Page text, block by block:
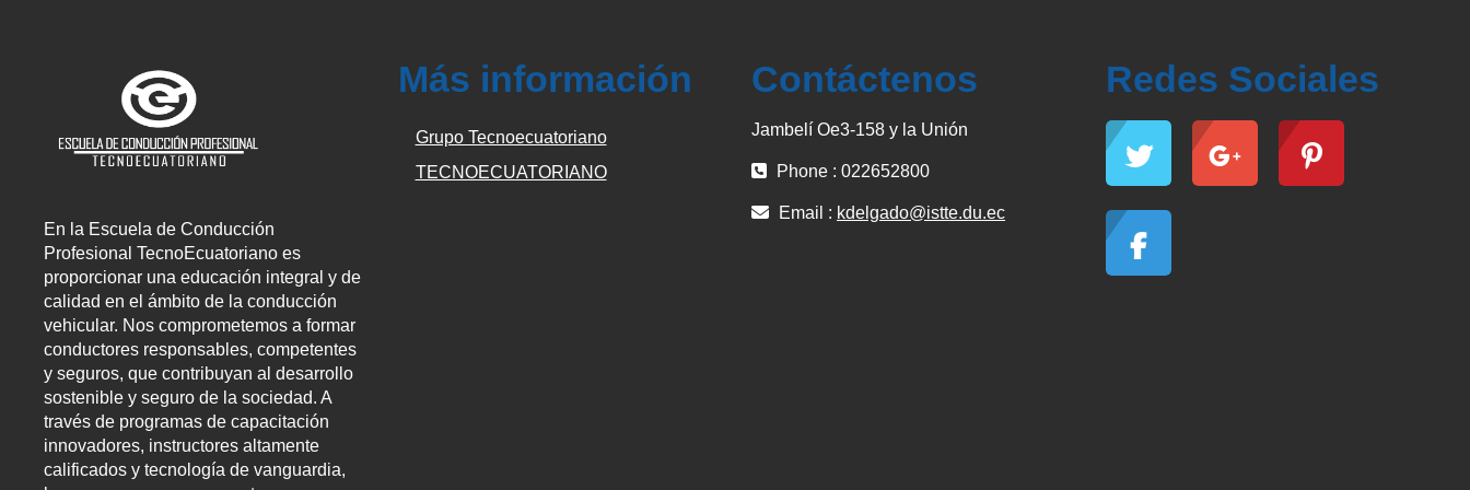
En la Escuela de Conducción
Profesional TecnoEcuatoriano es
proporcionar una educación integral y de
calidad en el ámbito de la conducción
vehicular. Nos comprometemos a formar
conductores responsables, competentes
y seguros, que contribuyan al desarrollo
sostenible y seguro de la sociedad. A
través de programas de capacitación
innovadores, instructores altamente
calificados y tecnología de vanguardia,
Más información
Grupo Tecnoecuatoriano
TECNOECUATORIANO
Contáctenos
Jambelí Oe3-158 y la Unión
Phone : 022652800
Email : kdelgado@istte.du.ec
Redes Sociales